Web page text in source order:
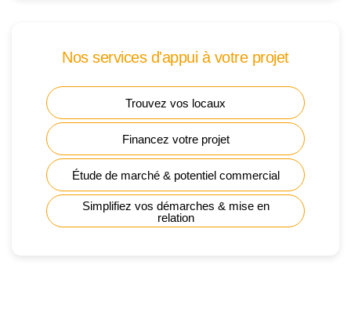
Nos services d'appui à votre projet
Trouvez vos locaux
Financez votre projet
Étude de marché & potentiel commercial
Simplifiez vos démarches & mise en
relation